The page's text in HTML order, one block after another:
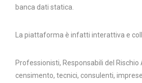
banca dati statica.
La piattaforma è infatti interattiva e
Professionisti, Responsabili del Rischio
censimento, tecnici, consulenti,